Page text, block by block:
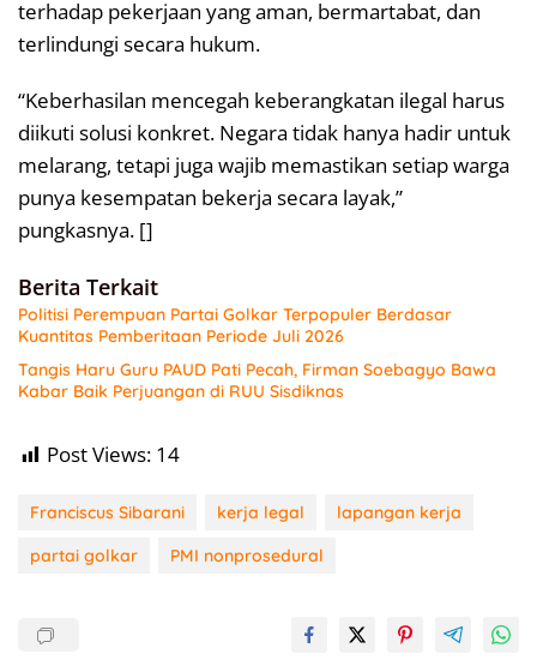
terhadap pekerjaan yang aman, bermartabat, dan
terlindungi secara hukum.
“Keberhasilan mencegah keberangkatan ilegal harus
diikuti solusi konkret. Negara tidak hanya hadir untuk
melarang, tetapi juga wajib memastikan setiap warga
punya kesempatan bekerja secara layak,”
pungkasnya. []
Berita Terkait
Politisi Perempuan Partai Golkar Terpopuler Berdasar
Kuantitas Pemberitaan Periode Juli 2026
Tangis Haru Guru PAUD Pati Pecah, Firman Soebagyo Bawa
Kabar Baik Perjuangan di RUU Sisdiknas
Post Views: 14
Franciscus Sibarani kerja legal
lapangan kerja
partai golkar
PMI nonprosedural